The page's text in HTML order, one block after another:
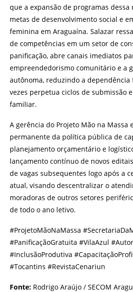
que a expansão de programas dessa
metas de desenvolvimento social e
feminina em Araguaína. Salazar
de competências em um setor de
panificação, abre canais imediatos
empreendedorismo comunitário e a
autônoma, reduzindo a
vezes perpetua ciclos de submissão
familiar.
A gerência do Projeto Mão na Massa
permanente da política pública de
planejamento orçamentário e
lançamento contínuo de novos
de vagas subsequentes logo após a
atual, visando descentralizar o
moradoras de outros setores
de todo o ano letivo.
#ProjetoMãoNaMassa
#PanificaçãoGratuita #VilaAzul
#InclusãoProdutiva
#Tocantins #RevistaCenariun
Fonte: Rodrigo Araújo / SECOM